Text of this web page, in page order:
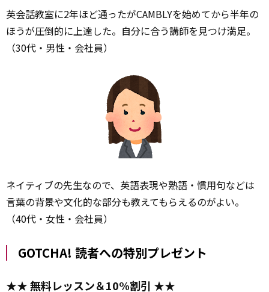
英会話教室に2年ほど通ったがCAMBLYを始めてから半年の
ほうが圧倒的に上達した。自分に合う講師を見つけ満足。
（30代・男性・会社員）
ネイティブの先生なので、英語表現や熟語・慣用句などは
言葉の背景や文化的な部分も教えてもらえるのがよい。
（40代・女性・会社員）
GOTCHA! 読者への特別プレゼント
★★ 無料レッスン＆10%割引 ★★